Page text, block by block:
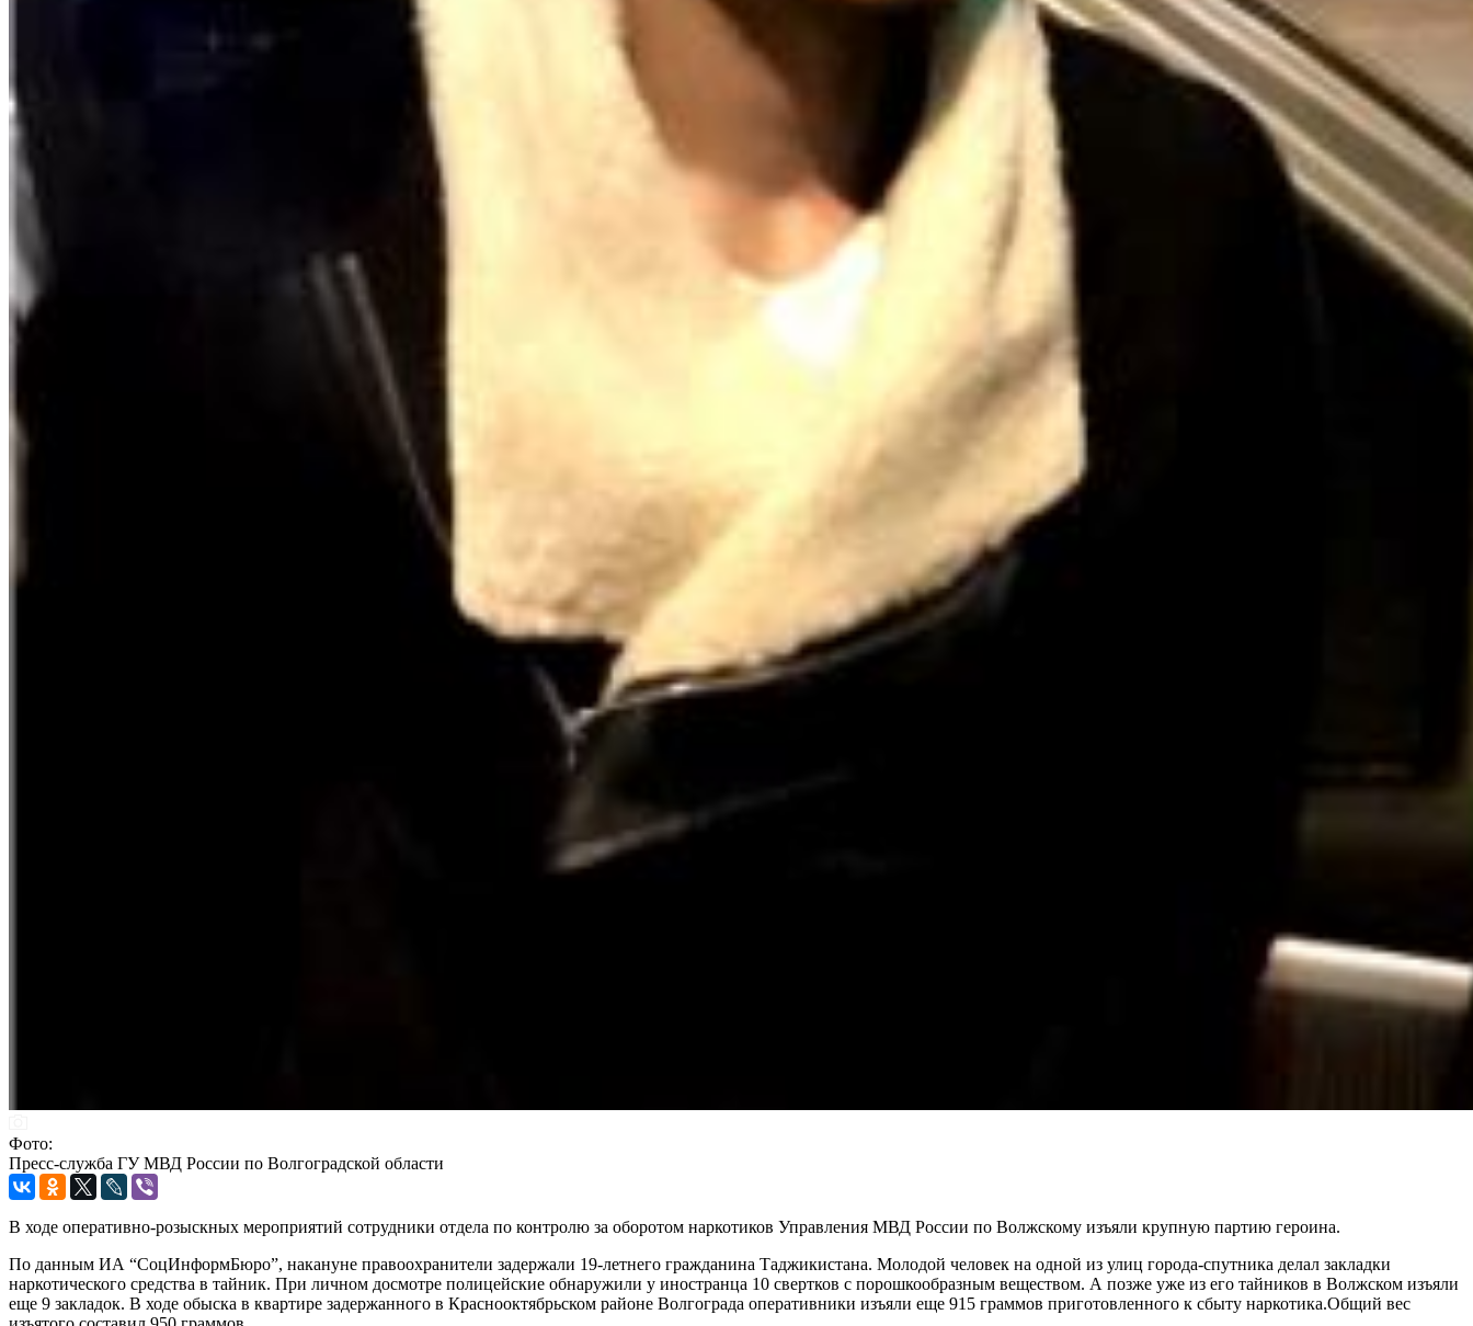
Фото:
Пресс-служба ГУ МВД России по Волгоградской области
В ходе оперативно-розыскных мероприятий сотрудники отдела по контролю за оборотом наркотиков Управления МВД России по Волжскому изъяли крупную партию героина.
По данным ИА “СоцИнформБюро”, накануне правоохранители задержали 19-летнего гражданина Таджикистана. Молодой человек на одной из улиц города-спутника делал закладки
наркотического средства в тайник. При личном досмотре полицейские обнаружили у иностранца 10 свертков с порошкообразным веществом. А позже уже из его тайников в Волжском изъяли
еще 9 закладок. В ходе обыска в квартире задержанного в Краснооктябрьском районе Волгограда оперативники изъяли еще 915 граммов приготовленного к сбыту наркотика.Общий вес